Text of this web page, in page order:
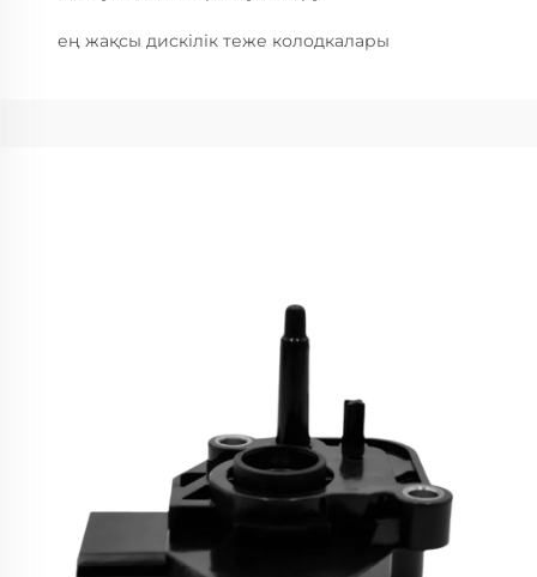
ең жақсы дискілік теже колодкалары